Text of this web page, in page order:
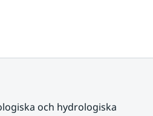
och hydrologiska